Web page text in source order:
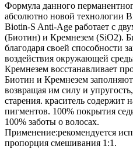
Формула данного
абсолютно новой технологии
Biotin-S Anti-Age работает с
(Биотин) и Кремнезем (SiO2).
благодаря своей способности
воздействия окружающей
Кремнезем восстанавливает
Биотин и Кремнезем
возвращая им силу и
старения. краситель содержит
пигментов. 100% покрытия
100% заботы о волосах.
Применение:рекомендуется
пропорция смешивания 1:1.